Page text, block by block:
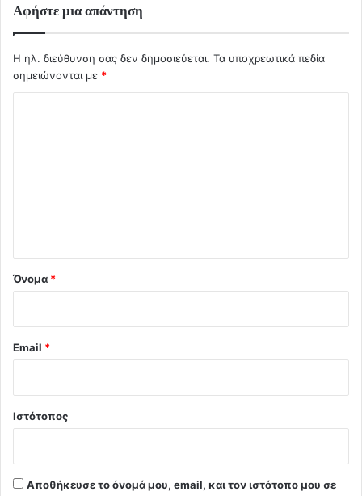
Αφήστε μια απάντηση
Η ηλ. διεύθυνση σας δεν δημοσιεύεται. Τα υποχρεωτικά πεδία
σημειώνονται με *
Όνομα *
Email *
Ιστότοπος
Αποθήκευσε το όνομά μου, email, και τον ιστότοπο μου σε